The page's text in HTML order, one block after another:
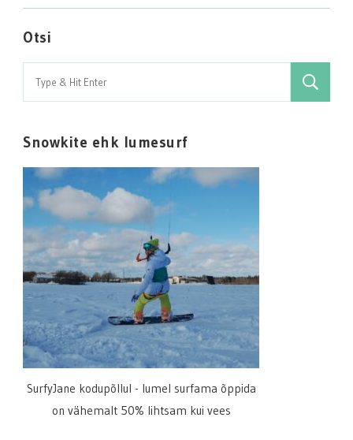
Otsi
Search
for:
Snowkite ehk lumesurf
SurfyJane kodupõllul - lumel surfama õppida
on vähemalt 50% lihtsam kui vees